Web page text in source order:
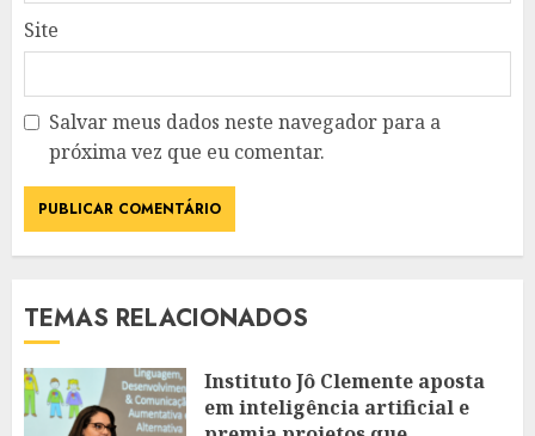
Site
Salvar meus dados neste navegador para a
próxima vez que eu comentar.
TEMAS RELACIONADOS
Instituto Jô Clemente aposta
em inteligência artificial e